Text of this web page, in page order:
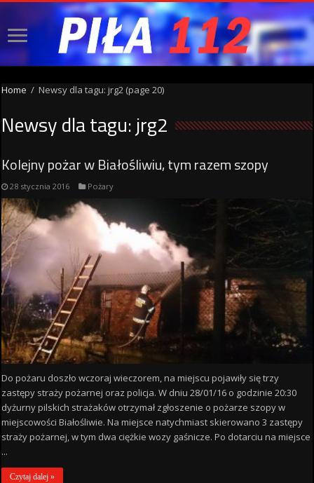
Home / Newsy dla tagu: jrg2 (page 20)
Newsy dla tagu:jrg2
Kolejny pożar w Białośliwiu, tym razem szopy
28 stycznia 2016 Pożary
Do pożaru doszło wczoraj wieczorem, na miejscu pojawiły się trzy
zastępy straży pożarnej oraz policja. W dniu 28/01/16 o godzinie 20:30
dyżurny pilskich strażaków otrzymał zgłoszenie o pożarze szopy w
miejscowości Białośliwie. Na miejsce natychmiast skierowano 3 zastępy
straży pożarnej, w tym dwa ciężkie wozy gaśnicze. Po dotarciu na miejsce
...
Czytaj dalej »